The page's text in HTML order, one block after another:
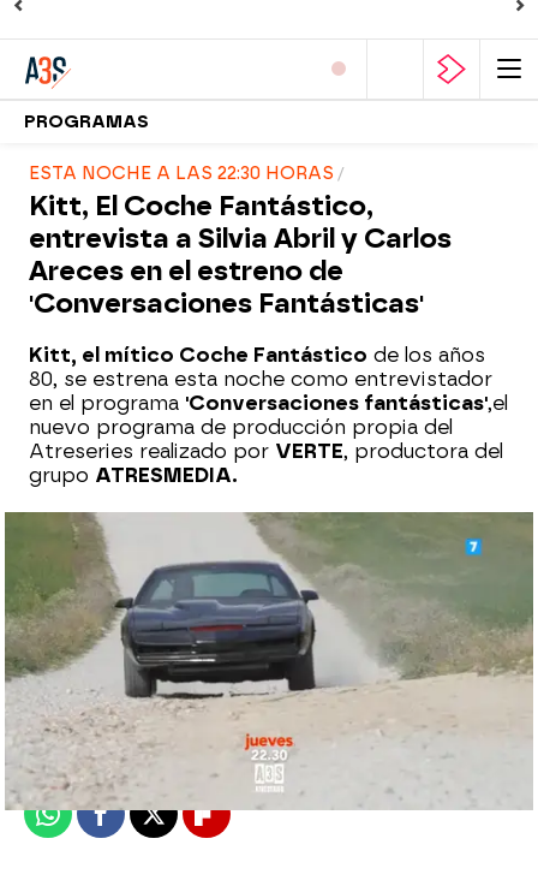
PROGRAMAS
ESTA NOCHE A LAS 22:30 HORAS
Kitt, El Coche Fantástico,
entrevista a Silvia Abril y Carlos
Areces en el estreno de
'Conversaciones Fantásticas'
Kitt, el mítico Coche Fantástico de los años
80, se estrena esta noche como entrevistador
en el programa 'Conversaciones fantásticas',el
nuevo programa de producción propia del
Atreseries realizado por VERTE, productora del
grupo ATRESMEDIA.
atreseries
Madrid
Publicado: 28 de abril de 2016, 09:50
WhatsappFacebook
X Flipboard